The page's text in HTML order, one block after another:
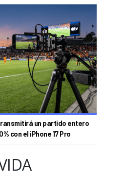
un partido entero
con el iPhone 17 Pro